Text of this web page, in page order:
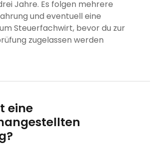
Jahre. Es folgen mehrere
und eventuell eine
Steuerfachwirt, bevor du zur
zugelassen werden
eine